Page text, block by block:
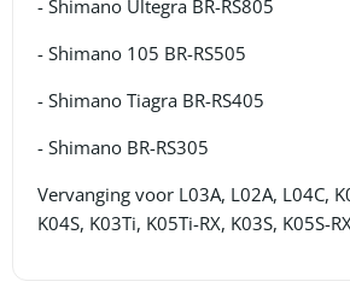
- Shimano Ultegra BR-RS805
- Shimano 105 BR-RS505
- Shimano Tiagra BR-RS405
- Shimano BR-RS305
Vervanging voor L03A, L02A, L04C,
K04S, K03Ti, K05Ti-RX, K03S, K05S-